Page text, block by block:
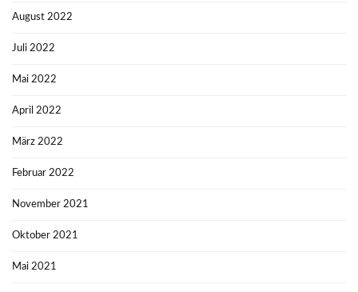
August 2022
Juli 2022
Mai 2022
April 2022
März 2022
Februar 2022
November 2021
Oktober 2021
Mai 2021